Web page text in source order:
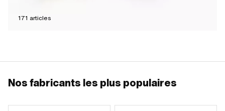
171 articles
Nos fabricants les plus populaires